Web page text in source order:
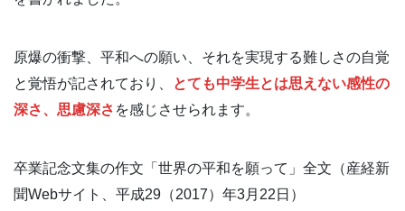
原爆の衝撃、平和への願い、それを実現する難しさの自覚
と覚悟が記されており、
とても中学生とは思えない感性の
深さ、思慮深さ を感じさせられます。
卒業記念文集の作文「世界の平和を願って」全文（産経新
聞Webサイト、平成29（2017）年3月22日）